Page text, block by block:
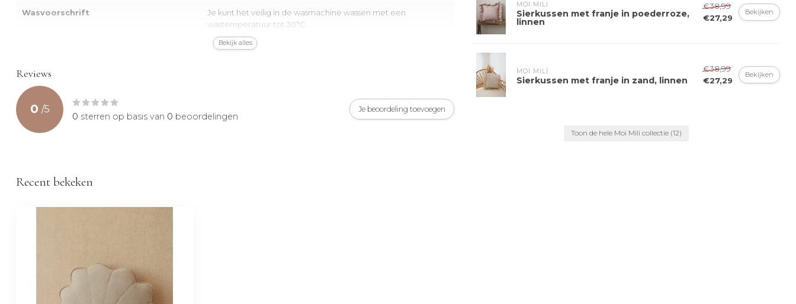
Wasvoorschrift
Je kunt het veilig in de wasmachine wassen met een
wastemperatuur tot 30°C
OEKO-TEX® gecertificeerd
Bekijk alles
Reviews
0 /5
0 sterren op basis van 0 beoordelingen
Je beoordeling toevoegen
MOI MILI
Sierkussen met franje in poederroze,
linnen
€38,99
€27,29
Bekijken
MOI MILI
Sierkussen met franje in zand, linnen
€38,99
€27,29
Bekijken
Toon de hele Moi Mili collectie (12)
Recent bekeken